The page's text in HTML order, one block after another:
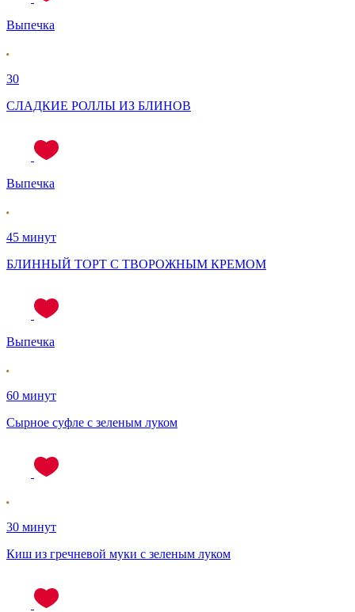
Выпечка
30
СЛАДКИЕ РОЛЛЫ ИЗ БЛИНОВ
Выпечка
45 минут
БЛИННЫЙ ТОРТ С ТВОРОЖНЫМ КРЕМОМ
Выпечка
60 минут
Сырное суфле с зеленым луком
30 минут
Киш из гречневой муки с зеленым луком